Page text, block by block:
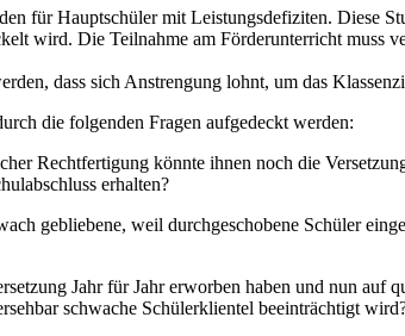
für Hauptschüler mit Leistungsdefiziten. Diese
wird. Die Teilnahme am Förderunterricht muss
dass sich Anstrengung lohnt, um das
die folgenden Fragen aufgedeckt werden:
Rechtfertigung könnte ihnen noch die
erhalten?
gebliebene, weil durchgeschobene Schüler
Jahr für Jahr erworben haben und nun auf
schwache Schülerklientel beeinträchtigt